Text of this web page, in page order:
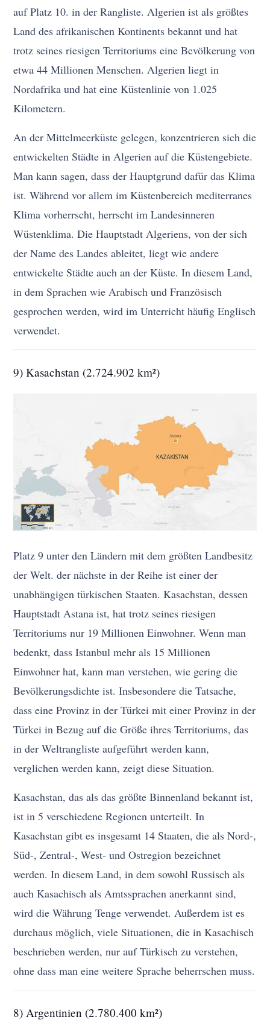
auf Platz 10. in der Rangliste. Algerien ist als größtes
Land des afrikanischen Kontinents bekannt und hat
trotz seines riesigen Territoriums eine Bevölkerung von
etwa 44 Millionen Menschen. Algerien liegt in
Nordafrika und hat eine Küstenlinie von 1.025
Kilometern.
An der Mittelmeerküste gelegen, konzentrieren sich die
entwickelten Städte in Algerien auf die Küstengebiete.
Man kann sagen, dass der Hauptgrund dafür das Klima
ist. Während vor allem im Küstenbereich mediterranes
Klima vorherrscht, herrscht im Landesinneren
Wüstenklima. Die Hauptstadt Algeriens, von der sich
der Name des Landes ableitet, liegt wie andere
entwickelte Städte auch an der Küste. In diesem Land,
in dem Sprachen wie Arabisch und Französisch
gesprochen werden, wird im Unterricht häufig Englisch
verwendet.
9) Kasachstan (2.724.902 km²)
Platz 9 unter den Ländern mit dem größten Landbesitz
der Welt. der nächste in der Reihe ist einer der
unabhängigen türkischen Staaten. Kasachstan, dessen
Hauptstadt Astana ist, hat trotz seines riesigen
Territoriums nur 19 Millionen Einwohner. Wenn man
bedenkt, dass Istanbul mehr als 15 Millionen
Einwohner hat, kann man verstehen, wie gering die
Bevölkerungsdichte ist. Insbesondere die Tatsache,
dass eine Provinz in der Türkei mit einer Provinz in der
Türkei in Bezug auf die Größe ihres Territoriums, das
in der Weltrangliste aufgeführt werden kann,
verglichen werden kann, zeigt diese Situation.
Kasachstan, das als das größte Binnenland bekannt ist,
ist in 5 verschiedene Regionen unterteilt. In
Kasachstan gibt es insgesamt 14 Staaten, die als Nord-,
Süd-, Zentral-, West- und Ostregion bezeichnet
werden. In diesem Land, in dem sowohl Russisch als
auch Kasachisch als Amtssprachen anerkannt sind,
wird die Währung Tenge verwendet. Außerdem ist es
durchaus möglich, viele Situationen, die in Kasachisch
beschrieben werden, nur auf Türkisch zu verstehen,
ohne dass man eine weitere Sprache beherrschen muss.
8) Argentinien (2.780.400 km²)